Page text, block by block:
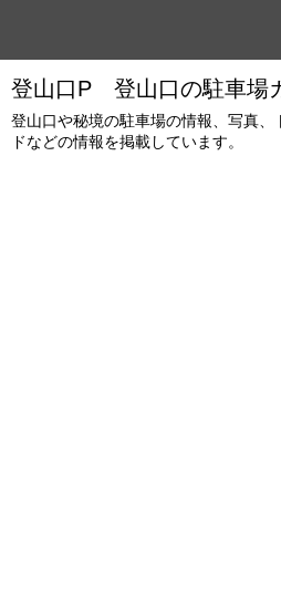
登山口P 登山口の駐車場
登山口や秘境の駐車場の情報、写真、
ドなどの情報を掲載しています。